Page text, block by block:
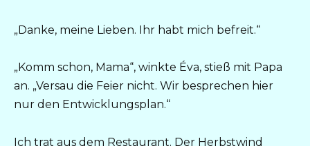
„Danke, meine Lieben. Ihr habt mich befreit.“
„Komm schon, Mama“, winkte Éva, stieß mit Papa
an. „Versau die Feier nicht. Wir besprechen hier
nur den Entwicklungsplan.“
Ich trat aus dem Restaurant. Der Herbstwind